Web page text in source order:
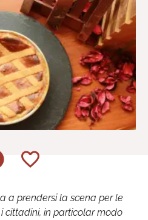
a prendersi la scena per le
cittadini, in particolar modo